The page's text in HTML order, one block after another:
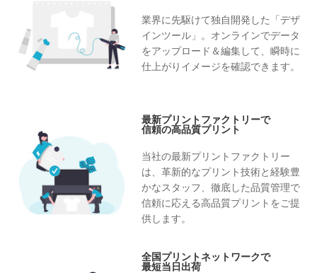
決済代行会社 佐川急便株式会社／株式会社ラクーンフィ
ナンシャル／ソフトバンク・ペイメント・サービス株式会
社
運送会社 佐川急便株式会社／ヤマト運輸株式会社
ことがあります。この場合、個人情報保護水準の高い委託
先を選定し、個人情報の適正管理、機密保持についての契
約を締結し、適切な管理を実施させます。
5.個人情報の開示等の請求
ご本人様は、当社に対して、本件に関する個人情報の開示
等に関して、下記の当社問合せ窓口に申し出ることができ
業界に先駆けて独自開発した「デザ
インツール」。オンラインでデータ
をアップロード＆編集して、瞬時に
仕上がりイメージを確認できます。
最新プリントファクトリーで
信頼の高品質プリント
当社の最新プリントファクトリー
は、革新的なプリント技術と経験豊
かなスタッフ、徹底した品質管理で
信頼に応える高品質プリントをご提
供します。
全国プリントネットワークで
最短当日出荷